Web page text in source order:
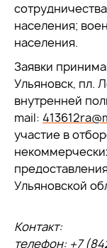
населения;
населения.
Заявки
Ульяновск, пл.
внутренней
mail:
участие в
Ульяновской
Контакт:
телефон: +7